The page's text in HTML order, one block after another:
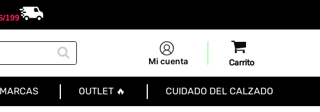
199
Mi cuenta
MARCAS OUTLET 🔥 CUIDADO DEL CALZADO